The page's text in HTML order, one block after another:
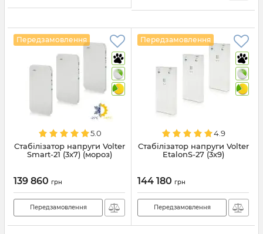
Передзамовлення
5.0
Стабілізатор напруги Volter
Smart-21 (3x7) (мороз)
139 860 грн
Передзамовлення
Передзамовлення
4.9
Стабілізатор напруги Volter
EtalonS-27 (3x9)
144 180 грн
Передзамовлення